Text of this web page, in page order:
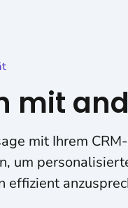
mit
mit Ihrem
um
effizient